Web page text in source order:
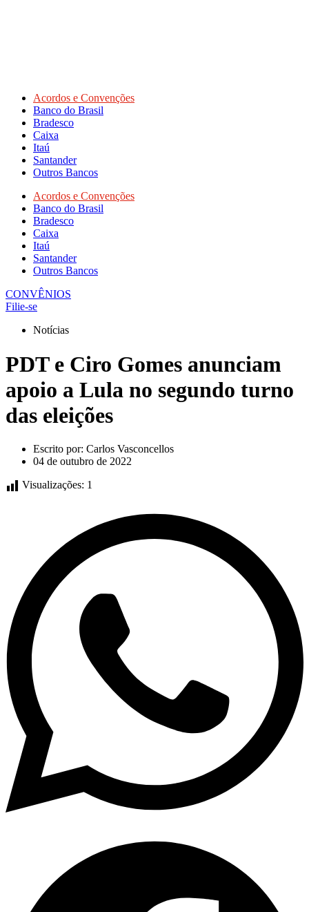
Acordos e Convenções
Banco do Brasil
Bradesco
Caixa
Itaú
Santander
Outros Bancos
Acordos e Convenções
Banco do Brasil
Bradesco
Caixa
Itaú
Santander
Outros Bancos
CONVÊNIOS
Filie-se
Notícias
PDT e Ciro Gomes anunciam
apoio a Lula no segundo turno
das eleições
Escrito por: Carlos Vasconcellos
04 de outubro de 2022
Visualizações: 1